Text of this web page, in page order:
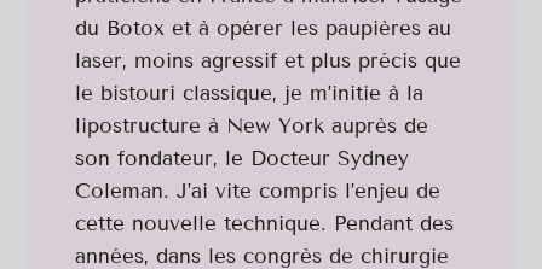
du Botox et à opérer les paupières au
laser, moins agressif et plus précis que
le bistouri classique, je m’initie à la
lipostructure à New York auprès de
son fondateur, le Docteur Sydney
Coleman. J’ai vite compris l’enjeu de
cette nouvelle technique. Pendant des
années, dans les congrès de chirurgie